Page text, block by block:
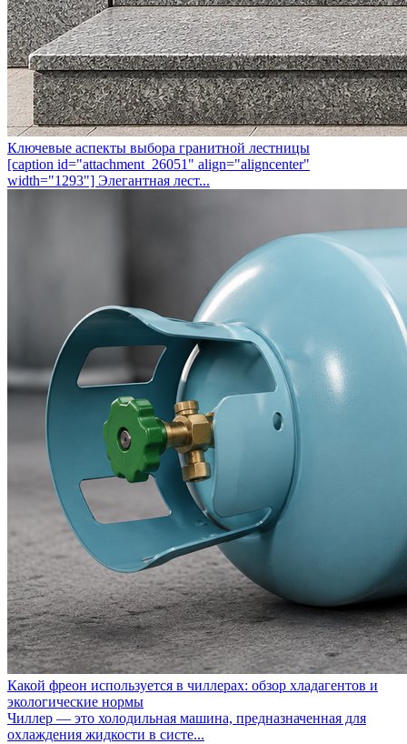
Ключевые аспекты выбора гранитной лестницы
[caption id="attachment_26051" align="aligncenter"
width="1293"] Элегантная лест...
Какой фреон используется в чиллерах: обзор хладагентов и
экологические нормы
Чиллер — это холодильная машина, предназначенная для
охлаждения жидкости в систе...